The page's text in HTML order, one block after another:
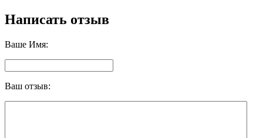
Написать отзыв
Ваше Имя:
Ваш отзыв: